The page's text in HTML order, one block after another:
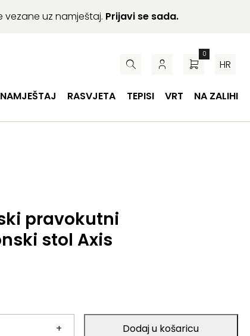
vezane uz namještaj. Prijavi se sada.
0
HR
RASVJETA TEPISI VRT NA ZALIHI
pravokutni
stol Axis
+ Dodaj u košaricu